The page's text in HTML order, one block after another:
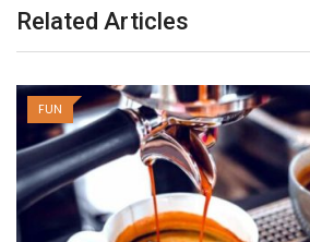
Related Articles
FUN